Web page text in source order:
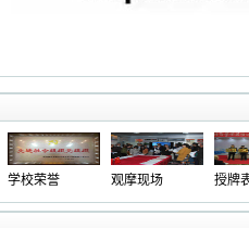
观摩现场 授牌表彰